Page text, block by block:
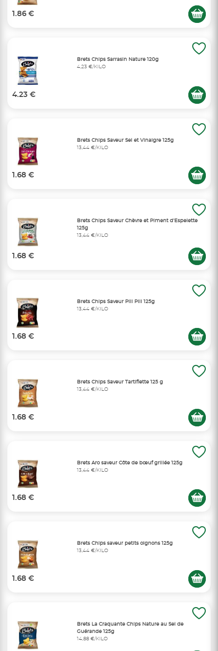
1.86 €
Brets Chips Sarrasin Nature 120g
4,23 €/KILO
4.23 €
Brets Chips Saveur Sel et Vinaigre 125g
13,44 €/KILO
1.68 €
Brets Chips Saveur Chèvre et Piment d’Espelette
125g
13,44 €/KILO
1.68 €
Brets Chips Saveur Pili Pili 125g
13,44 €/KILO
1.68 €
Brets Chips Saveur Tartiflette 125 g
13,44 €/KILO
1.68 €
Brets Aro saveur Côte de bœuf grillée 125g
13,44 €/KILO
1.68 €
Brets Chips saveur petits oignons 125g
13,44 €/KILO
1.68 €
Brets La Craquante Chips Nature au Sel de
Guérande 125g
14,88 €/KILO